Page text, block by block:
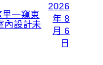
一窺東
內設計未
2026
年 8
月 6
日